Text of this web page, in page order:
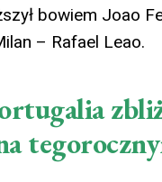
bowiem Joao
– Rafael Leao.